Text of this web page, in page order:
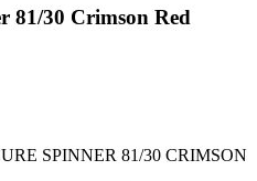
81/30 Crimson Red